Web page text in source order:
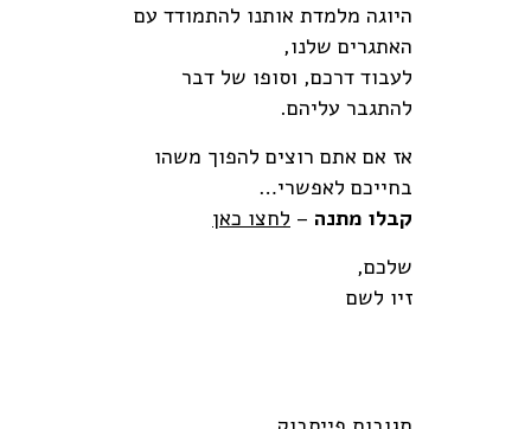
היוגה מלמדת אותנו להתמודד עם
האתגרים שלנו,
לעבוד דרכם, וסופו של דבר
להתגבר עליהם.
אז אם אתם רוצים להפוך משהו
בחייכם לאפשרי…
קבלו מתנה – לחצו כאן
שלכם,
זיו לשם